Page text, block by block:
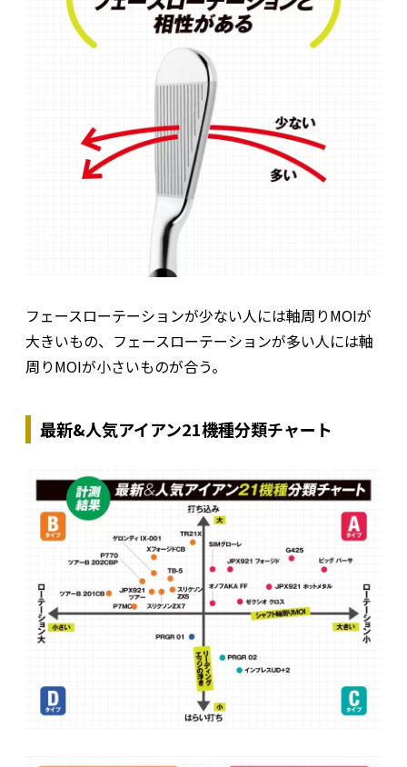
フェースローテーションが少ない人には軸周りMOIが
大きいもの、フェースローテーションが多い人には軸
周りMOIが小さいものが合う。
最新&人気アイアン21機種分類チャート